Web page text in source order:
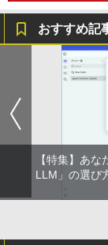
5
おすすめ記
【特集】あ
LLM」の選び